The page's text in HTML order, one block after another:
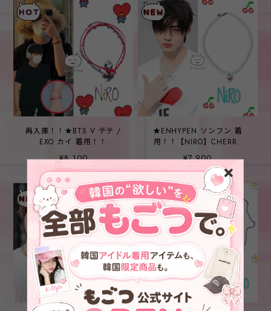
再入庫！！★BTS V テテ /
EXO カイ 着用！！
¥8,100
★ENHYPEN ソンフン 着
用！！【NIRO】CHERRY
¥7,900